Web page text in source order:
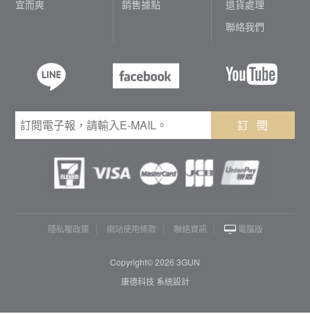
宜而爽
銷售據點
退貨處理
聯絡我們
訂 閱
隱私權政策 網站使用條款 聯絡資訊 電腦版
Copyright© 2026 3GUN
康德科技 系統設計